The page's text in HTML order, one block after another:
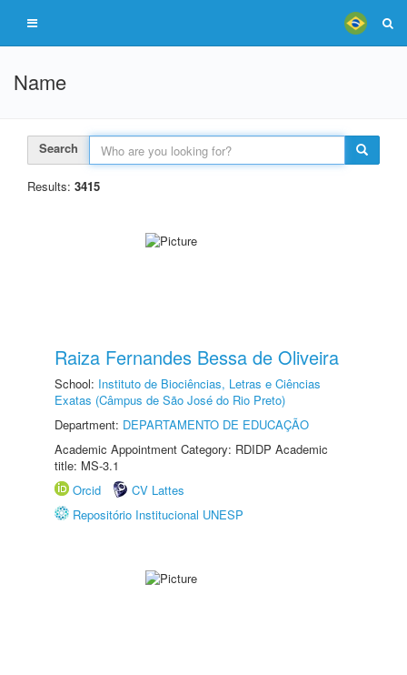
Name
Search
Results: 3415
Raiza Fernandes Bessa de Oliveira
School: Instituto de Biociências, Letras e Ciências
Exatas (Câmpus de São José do Rio Preto)
Department: DEPARTAMENTO DE EDUCAÇÃO
Academic Appointment Category: RDIDP Academic
title: MS-3.1
Orcid
CV Lattes
Repositório Institucional UNESP